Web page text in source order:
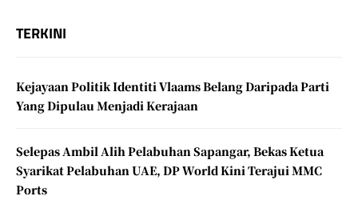
TERKINI
Kejayaan Politik Identiti Vlaams Belang Daripada Parti
Yang Dipulau Menjadi Kerajaan
Selepas Ambil Alih Pelabuhan Sapangar, Bekas Ketua
Syarikat Pelabuhan UAE, DP World Kini Terajui MMC
Ports